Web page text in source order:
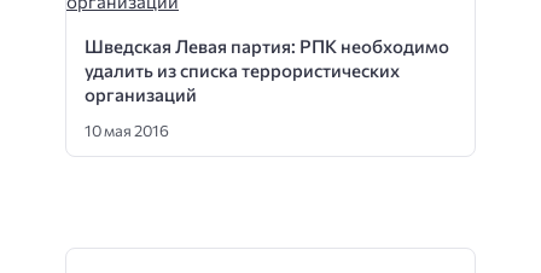
Шведская Левая партия: РПК необходимо
удалить из списка террористических
организаций
10 мая 2016